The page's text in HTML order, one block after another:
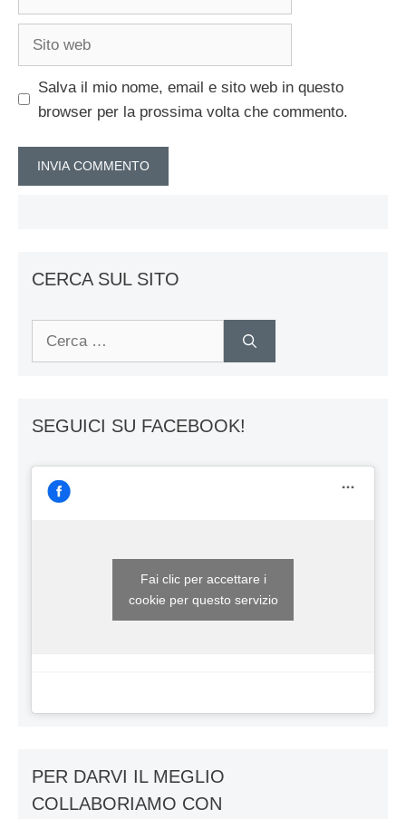
Sito
Salva il mio nome, email e sito web in questo
browser per la prossima volta che commento.
CERCA SUL SITO
Ricerca
SEGUICI SU FACEBOOK!
Fai clic per accettare i
cookie per questo servizio
PER DARVI IL MEGLIO
COLLABORIAMO CON